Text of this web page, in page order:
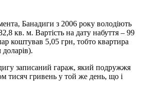
Банадиги з 2006 року володіють
кв. м. Вартість на дату набуття – 99
коштував 5,05 грн, тобто квартира
записаний гараж, який подружжя
тисяч гривень у той же день, що і